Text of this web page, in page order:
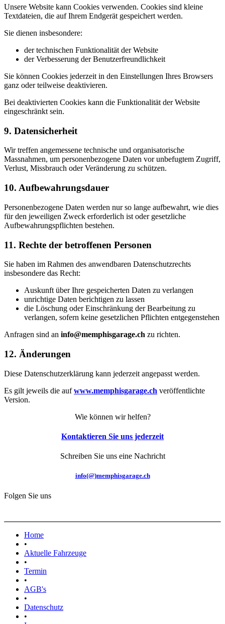
Unsere Website kann Cookies verwenden. Cookies sind kleine
Textdateien, die auf Ihrem Endgerät gespeichert werden.
Sie dienen insbesondere:
der technischen Funktionalität der Website
der Verbesserung der Benutzerfreundlichkeit
Sie können Cookies jederzeit in den Einstellungen Ihres Browsers
ganz oder teilweise deaktivieren.
Bei deaktivierten Cookies kann die Funktionalität der Website
eingeschränkt sein.
9. Datensicherheit
Wir treffen angemessene technische und organisatorische
Massnahmen, um personenbezogene Daten vor unbefugtem Zugriff,
Verlust, Missbrauch oder Veränderung zu schützen.
10. Aufbewahrungsdauer
Personenbezogene Daten werden nur so lange aufbewahrt, wie dies
für den jeweiligen Zweck erforderlich ist oder gesetzliche
Aufbewahrungspflichten bestehen.
11. Rechte der betroffenen Personen
Sie haben im Rahmen des anwendbaren Datenschutzrechts
insbesondere das Recht:
Auskunft über Ihre gespeicherten Daten zu verlangen
unrichtige Daten berichtigen zu lassen
die Löschung oder Einschränkung der Bearbeitung zu
verlangen, sofern keine gesetzlichen Pflichten entgegenstehen
Anfragen sind an info@memphisgarage.ch zu richten.
12. Änderungen
Diese Datenschutzerklärung kann jederzeit angepasst werden.
Es gilt jeweils die aufwww.memphisgarage.ch veröffentlichte
Version.
Wie können wir helfen?
Kontaktieren Sie uns jederzeit
Schreiben Sie uns eine Nachricht
info(@)memphisgarage.ch
Folgen Sie uns
Home
•
Aktuelle Fahrzeuge
•
Termin
•
AGB's
•
Datenschutz
•